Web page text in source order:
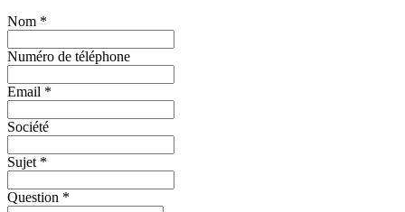
Nom *
Numéro de téléphone
Email *
Société
Sujet *
Question *